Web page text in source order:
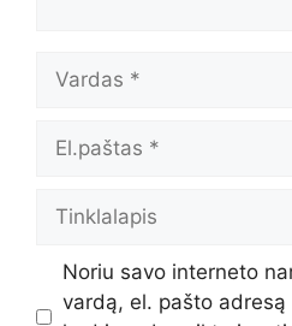
Noriu savo interneto
vardą, el. pašto